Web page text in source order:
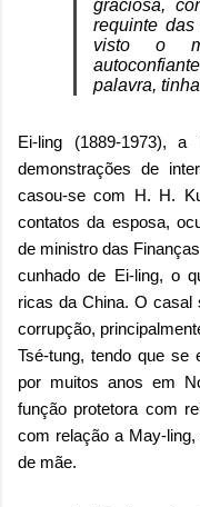
graciosa,
requinte
visto o
palavra,
Ei-ling (1889-1973), a
demonstrações de
casou-se com H. H.
contatos da esposa,
de ministro das
cunhado de Ei-ling, o
ricas da China. O casal
corrupção,
Tsé-tung, tendo que se
por muitos anos em
função protetora com
com relação a May-
de mãe.